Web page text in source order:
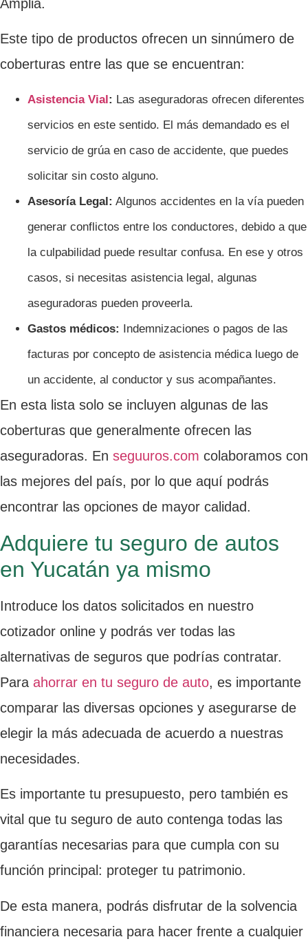
Amplia.
Este tipo de productos ofrecen un sinnúmero de
coberturas entre las que se encuentran:
Asistencia Vial : Las aseguradoras ofrecen diferentes
servicios en este sentido. El más demandado es el
servicio de grúa en caso de accidente, que puedes
solicitar sin costo alguno.
Asesoría Legal: Algunos accidentes en la vía pueden
generar conflictos entre los conductores, debido a que
la culpabilidad puede resultar confusa. En ese y otros
casos, si necesitas asistencia legal, algunas
aseguradoras pueden proveerla.
Gastos médicos:
Indemnizaciones o pagos de las
facturas por concepto de asistencia médica luego de
un accidente, al conductor y sus acompañantes.
En esta lista solo se incluyen algunas de las
coberturas que generalmente ofrecen las
aseguradoras. En seguuros.com colaboramos con
las mejores del país, por lo que aquí podrás
encontrar las opciones de mayor calidad.
Adquiere tu seguro de autos
en Yucatán ya mismo
Introduce los datos solicitados en nuestro
cotizador online y podrás ver todas las
alternativas de seguros que podrías contratar.
Para ahorrar en tu seguro de auto, es importante
comparar las diversas opciones y asegurarse de
elegir la más adecuada de acuerdo a nuestras
necesidades.
Es importante tu presupuesto, pero también es
vital que tu seguro de auto contenga todas las
garantías necesarias para que cumpla con su
función principal: proteger tu patrimonio.
De esta manera, podrás disfrutar de la solvencia
financiera necesaria para hacer frente a cualquier